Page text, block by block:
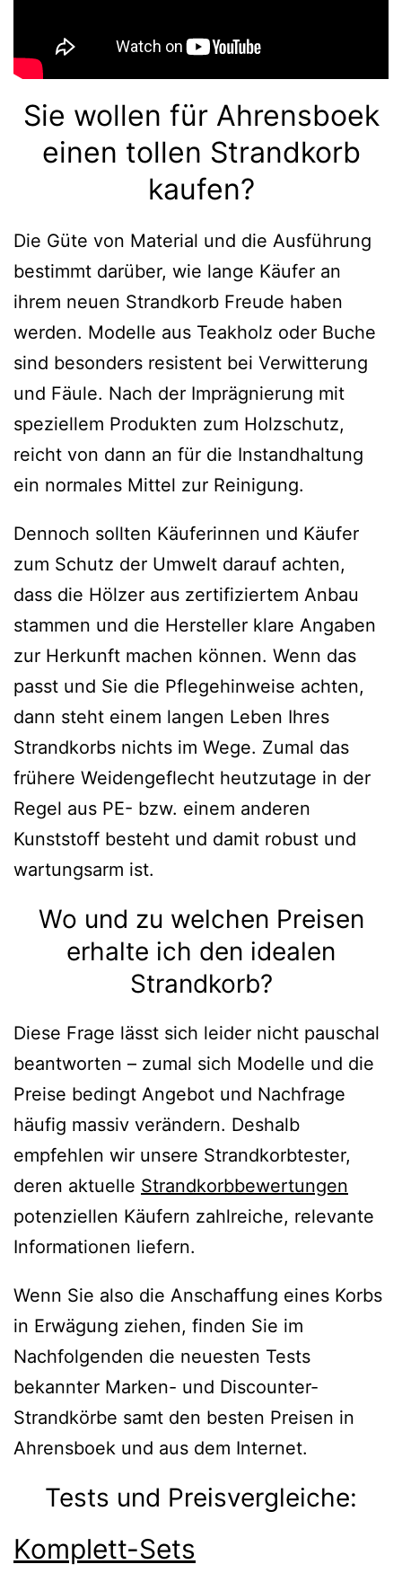
Sie wollen für Ahrensboek
einen tollen Strandkorb
kaufen?
Die Güte von Material und die Ausführung
bestimmt darüber, wie lange Käufer an
ihrem neuen Strandkorb Freude haben
werden. Modelle aus Teakholz oder Buche
sind besonders resistent bei Verwitterung
und Fäule. Nach der Imprägnierung mit
speziellem Produkten zum Holzschutz,
reicht von dann an für die Instandhaltung
ein normales Mittel zur Reinigung.
Dennoch sollten Käuferinnen und Käufer
zum Schutz der Umwelt darauf achten,
dass die Hölzer aus zertifiziertem Anbau
stammen und die Hersteller klare Angaben
zur Herkunft machen können. Wenn das
passt und Sie die Pflegehinweise achten,
dann steht einem langen Leben Ihres
Strandkorbs nichts im Wege. Zumal das
frühere Weidengeflecht heutzutage in der
Regel aus PE- bzw. einem anderen
Kunststoff besteht und damit robust und
wartungsarm ist.
Wo und zu welchen Preisen
erhalte ich den idealen
Strandkorb?
Diese Frage lässt sich leider nicht pauschal
beantworten – zumal sich Modelle und die
Preise bedingt Angebot und Nachfrage
häufig massiv verändern. Deshalb
empfehlen wir unsere Strandkorbtester,
deren aktuelle Strandkorbbewertungen
potenziellen Käufern zahlreiche, relevante
Informationen liefern.
Wenn Sie also die Anschaffung eines Korbs
in Erwägung ziehen, finden Sie im
Nachfolgenden die neuesten Tests
bekannter Marken- und Discounter-
Strandkörbe samt den besten Preisen in
Ahrensboek und aus dem Internet.
Tests und Preisvergleiche:
Komplett-Sets